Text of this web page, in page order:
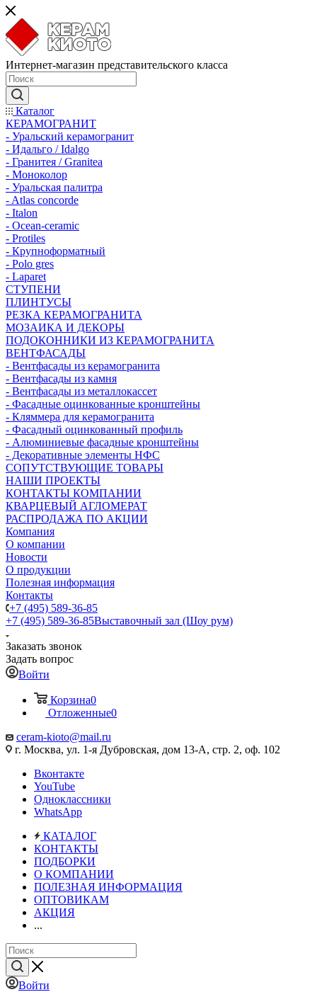
Интернет-магазин представительского класса
Каталог
КЕРАМОГРАНИТ
- Уральский керамогранит
- Идальго / Idalgo
- Гранитея / Granitea
- Моноколор
- Уральская палитра
- Atlas concorde
- Italon
- Ocean-ceramic
- Protiles
- Крупноформатный
- Polo gres
- Laparet
СТУПЕНИ
ПЛИНТУСЫ
РЕЗКА КЕРАМОГРАНИТА
МОЗАИКА И ДЕКОРЫ
ПОДОКОННИКИ ИЗ КЕРАМОГРАНИТА
ВЕНТФАСАДЫ
- Вентфасады из керамогранита
- Вентфасады из камня
- Вентфасады из металлокассет
- Фасадные оцинкованные кронштейны
- Кляммера для керамогранита
- Фасадный оцинкованный профиль
- Алюминиевые фасадные кронштейны
- Декоративные элементы НФС
СОПУТСТВУЮЩИЕ ТОВАРЫ
НАШИ ПРОЕКТЫ
КОНТАКТЫ КОМПАНИИ
КВАРЦЕВЫЙ АГЛОМЕРАТ
РАСПРОДАЖА ПО АКЦИИ
Компания
О компании
Новости
О продукции
Полезная информация
Контакты
+7 (495) 589-36-85
+7 (495) 589-36-85Выставочный зал (Шоу рум)
Заказать звонок
Задать вопрос
Войти
Корзина0
Отложенные0
ceram-kioto@mail.ru
г. Москва, ул. 1-я Дубровская, дом 13-А, стр. 2, оф. 102
Вконтакте
YouTube
Одноклассники
WhatsApp
КАТАЛОГ
КОНТАКТЫ
ПОДБОРКИ
О КОМПАНИИ
ПОЛЕЗНАЯ ИНФОРМАЦИЯ
ОПТОВИКАМ
АКЦИЯ
...
Войти